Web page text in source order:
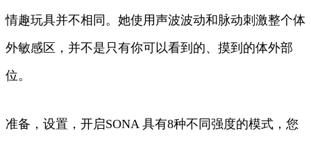
情趣玩具并不相同。她使用声波波动和脉动刺激整个体
外敏感区，并不是只有你可以看到的、摸到的体外部
位。
准备，设置，开启SONA 具有8种不同强度的模式，您